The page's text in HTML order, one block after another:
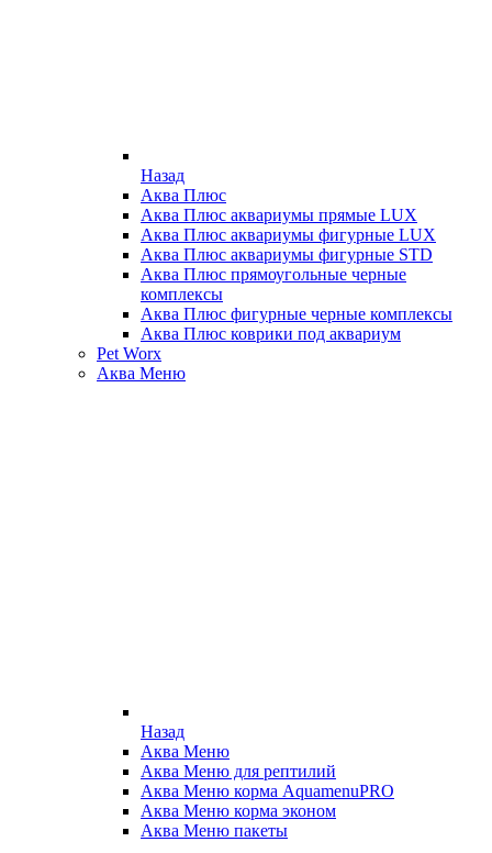
Назад
Аква Плюс
Аква Плюс аквариумы прямые LUX
Аква Плюс аквариумы фигурные LUX
Аква Плюс аквариумы фигурные STD
Аква Плюс прямоугольные черные
комплексы
Аква Плюс фигурные черные комплексы
Аква Плюс коврики под аквариум
Pet Worx
Аква Меню
Назад
Аква Меню
Аква Меню для рептилий
Аква Меню корма AquamenuPRO
Аква Меню корма эконом
Аква Меню пакеты